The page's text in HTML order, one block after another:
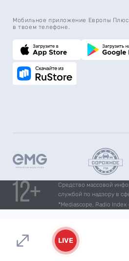
Мобильное приложение Европы Плюс
в твоем телефоне.
Средство массовой
службой по надзору в
*Mediascope, Radio
LIVE